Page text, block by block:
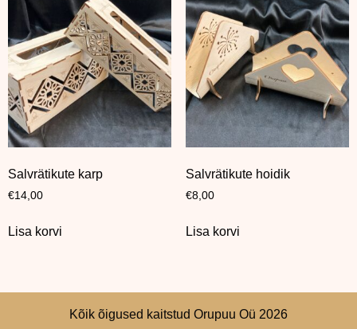
Salvrätikute karp
€14,00
Lisa korvi
Salvrätikute hoidik
€8,00
Lisa korvi
Kõik õigused kaitstud Orupuu Oü 2026